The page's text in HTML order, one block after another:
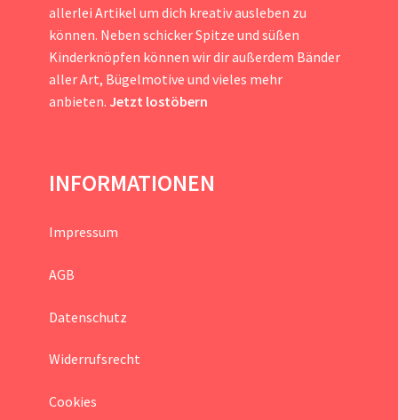
allerlei Artikel um dich kreativ ausleben zu
können. Neben schicker Spitze und süßen
Kinderknöpfen können wir dir außerdem Bänder
aller Art, Bügelmotive und vieles mehr
anbieten. Jetzt lostöbern
INFORMATIONEN
Impressum
AGB
Datenschutz
Widerrufsrecht
Cookies